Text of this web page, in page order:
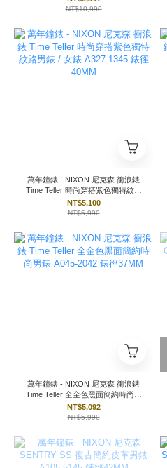
NT$10,990
萬年鐘錶 - NIXON 尼克森 衝浪錶
Time Teller 時尚穿搭紫色獨特紋路
男錶 / 女錶 A327-1345 錶徑40MM
NT$5,100
NT$5,990
萬年鐘錶 - NIXON 尼克森 衝浪錶
Time Teller 全金色黑面簡約時尚男
錶 A045-2042 錶徑37MM
NT$5,092
NT$5,990